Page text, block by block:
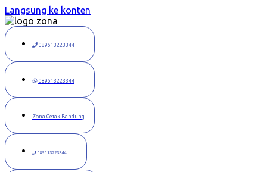
Langsung ke konten
089613223344
089613223344
Zona Cetak Bandung
089613223344